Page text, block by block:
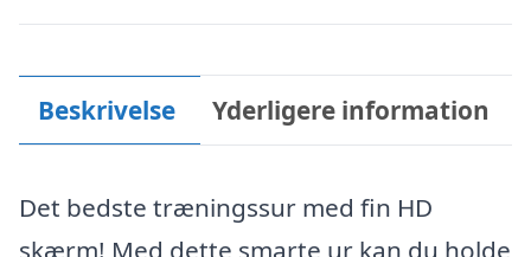
Beskrivelse Yderligere information
Det bedste træningssur med fin HD
skærm! Med dette smarte ur kan du holde